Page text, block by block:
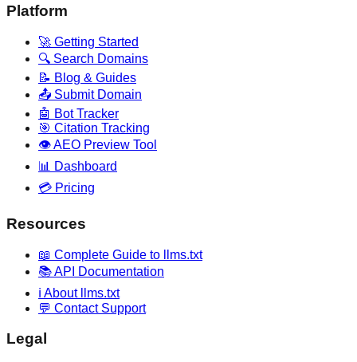
Platform
🚀 Getting Started
🔍 Search Domains
📝 Blog & Guides
📤 Submit Domain
🤖 Bot Tracker
🎯 Citation Tracking
👁️ AEO Preview Tool
📊 Dashboard
💳 Pricing
Resources
📖 Complete Guide to llms.txt
📚 API Documentation
ℹ️ About llms.txt
💬 Contact Support
Legal